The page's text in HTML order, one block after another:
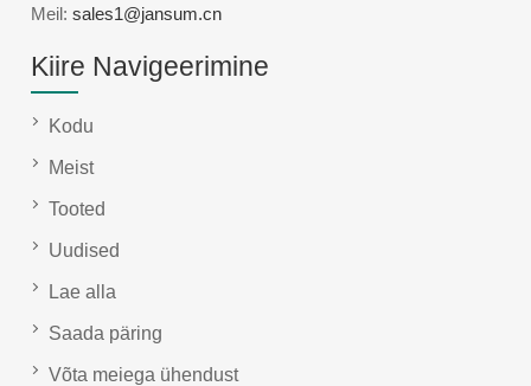
Meil:sales1@jansum.cn
Kiire Navigeerimine
Kodu
Meist
Tooted
Uudised
Lae alla
Saada päring
Võta meiega ühendust